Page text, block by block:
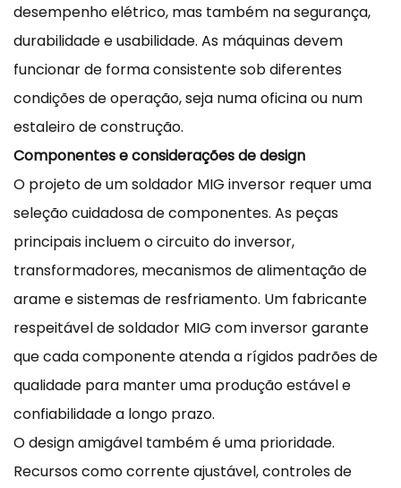
desempenho elétrico, mas também na segurança,
durabilidade e usabilidade. As máquinas devem
funcionar de forma consistente sob diferentes
condições de operação, seja numa oficina ou num
estaleiro de construção.
Componentes e considerações de design
O projeto de um soldador MIG inversor requer uma
seleção cuidadosa de componentes. As peças
principais incluem o circuito do inversor,
transformadores, mecanismos de alimentação de
arame e sistemas de resfriamento. Um fabricante
respeitável de soldador MIG com inversor garante
que cada componente atenda a rígidos padrões de
qualidade para manter uma produção estável e
confiabilidade a longo prazo.
O design amigável também é uma prioridade.
Recursos como corrente ajustável, controles de